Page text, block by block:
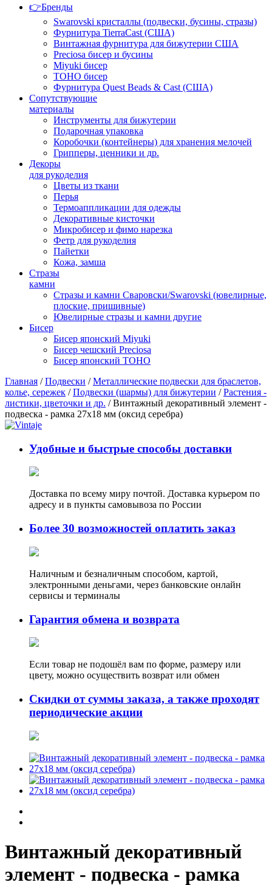
👉Бренды
Swarovski кристаллы (подвески, бусины, стразы)
Фурнитура TierraCast (США)
Винтажная фурнитура для бижутерии США
Preciosa бисер и бусины
Miyuki бисер
TOHO бисер
Фурнитура Quest Beads & Cast (США)
Сопутствующие
материалы
Инструменты для бижутерии
Подарочная упаковка
Коробочки (контейнеры) для хранения мелочей
Грипперы, ценники и др.
Декоры
для рукоделия
Цветы из ткани
Перья
Термоаппликации для одежды
Декоративные кисточки
Микробисер и фимо нарезка
Фетр для рукоделия
Пайетки
Кожа, замша
Стразы
камни
Стразы и камни Сваровски/Swarovski (ювелирные,
плоские, пришивные)
Ювелирные стразы и камни другие
Бисер
Бисер японский Miyuki
Бисер чешский Preciosa
Бисер японский TOHO
Главная /Подвески /Металлические подвески для браслетов,
колье, сережек /Подвески (шармы) для бижутерии /Растения -
листики, цветочки и др. / Винтажный декоративный элемент -
подвеска - рамка 27х18 мм (оксид серебра)
Удобные и быстрые способы доставки
Доставка по всему миру почтой. Доставка курьером по
адресу и в пункты самовывоза по России
Более 30 возможностей оплатить заказ
Наличным и безналичным способом, картой,
электронными деньгами, через банковские онлайн
сервисы и терминалы
Гарантия обмена и возврата
Если товар не подошёл вам по форме, размеру или
цвету, можно осуществить возврат или обмен
Скидки от суммы заказа, а также проходят
периодические акции
Винтажный декоративный
элемент - подвеска - рамка